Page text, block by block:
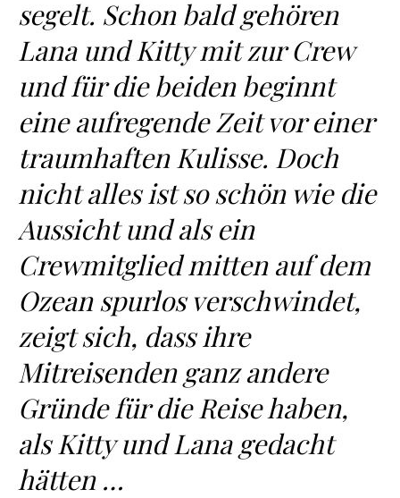
segelt. Schon bald gehören
Lana und Kitty mit zur Crew
und für die beiden beginnt
eine aufregende Zeit vor einer
traumhaften Kulisse. Doch
nicht alles ist so schön wie die
Aussicht und als ein
Crewmitglied mitten auf dem
Ozean spurlos verschwindet,
zeigt sich, dass ihre
Mitreisenden ganz andere
Gründe für die Reise haben,
als Kitty und Lana gedacht
hätten …